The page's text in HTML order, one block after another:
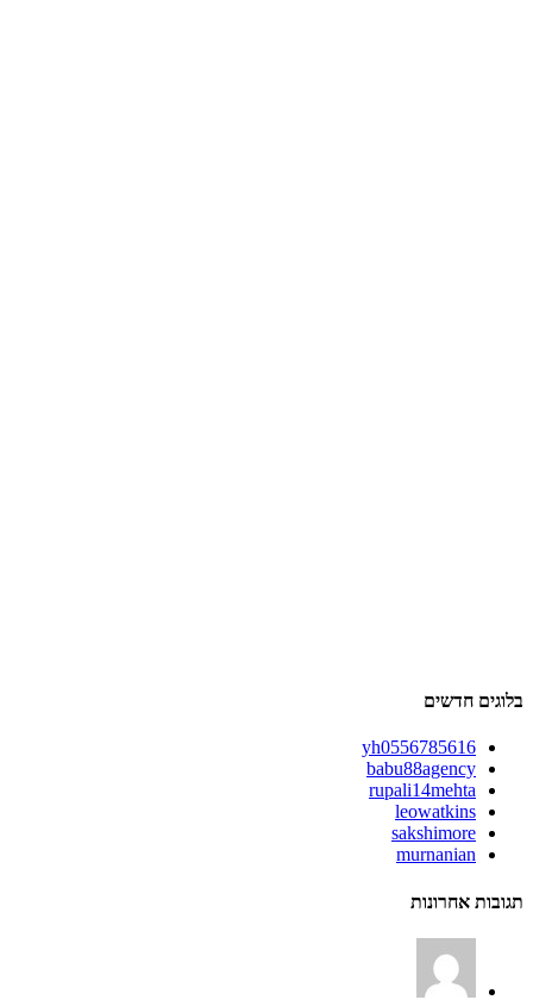
בלוגים חדשים
yh0556785616
babu88agency
rupali14mehta
leowatkins
sakshimore
murnanian
תגובות אחרונות